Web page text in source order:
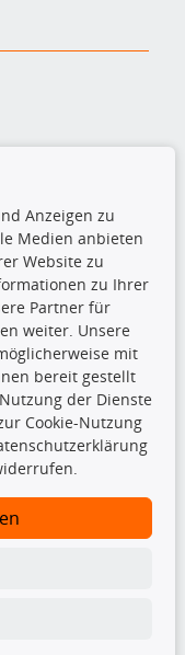
Anzeigen zu
Medien anbieten
Website zu
zu Ihrer
Partner für
weiter. Unsere
mit
bereit gestellt
der Dienste
Cookie-Nutzung